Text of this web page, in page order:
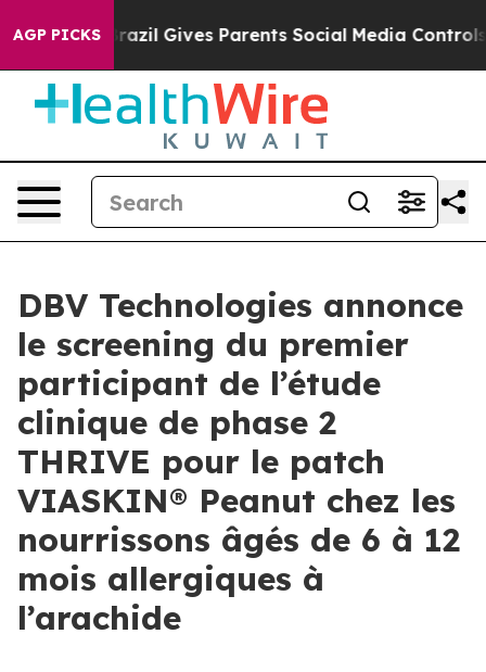
AGP PICKS
Brazil Gives Parents Social Media Controls for
DBV Technologies annonce
le screening du premier
participant de l’étude
clinique de phase 2
THRIVE pour le patch
VIASKIN® Peanut chez les
nourrissons âgés de 6 à 12
mois allergiques à
l’arachide